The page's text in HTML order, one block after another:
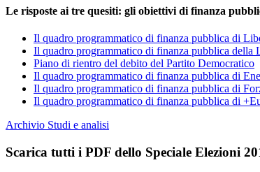
Le risposte ai tre quesiti: gli obiettivi di finanza
Il quadro programmatico di finanza pubblica di
Il quadro programmatico di finanza pubblica della
Piano di rientro del debito del Partito Democratico
Il quadro programmatico di finanza pubblica di
Il quadro programmatico di finanza pubblica di
Il quadro programmatico di finanza pubblica di
Archivio Studi e analisi
Scarica tutti i PDF dello Speciale Elezioni